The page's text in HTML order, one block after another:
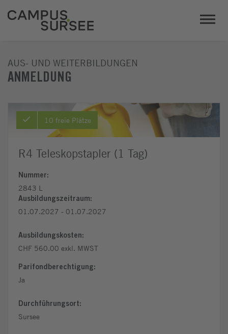
AUS- UND WEITERBILDUNGEN
ANMELDUNG
10 freie Plätze
R4 Teleskopstapler (1 Tag)
Nummer:
2843 L
Ausbildungszeitraum:
01.07.2027 - 01.07.2027
Ausbildungskosten:
CHF 560.00 exkl. MWST
Parifondberechtigung:
Ja
Durchführungsort:
Sursee